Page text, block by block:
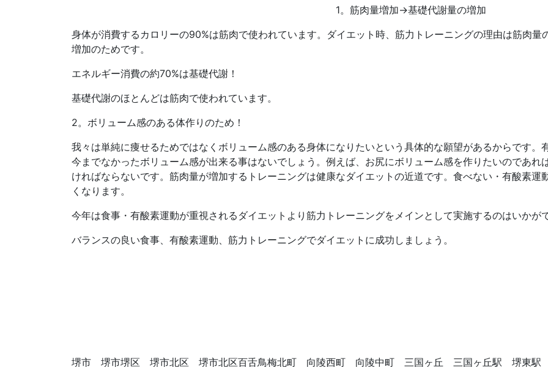
1。 筋肉量増加→基礎代謝量の増加
身体が消費するカロリーの90%は筋肉で使われています。ダイエット時、筋力トレーニングの理由は筋肉
増加のためです。
エネルギー消費の約70%は基礎代謝！
基礎代謝のほとんどは筋肉で使われています。
2。 ボリューム感のある体作りのため！
我々は単純に痩せるためではなくボリューム感のある身体になりたいという具体的な願望があるからです。
今までなかったボリューム感が出来る事はないでしょう。例えば、お尻にボリューム感を作りたいのであれ
ければならないです。筋肉量が増加するトレーニングは健康なダイエットの近道です。食べない・有酸素運
くなります。
今年は食事・有酸素運動が重視されるダイエットより筋力トレーニングをメインとして実施するのはいかが
バランスの良い食事、有酸素運動、筋力トレーニングでダイエットに成功しましょう。
堺市 堺市堺区 堺市北区 堺市北区百舌鳥梅北町 向陵西町 向陵中町 三国ヶ丘 三国ヶ丘駅 堺東駅